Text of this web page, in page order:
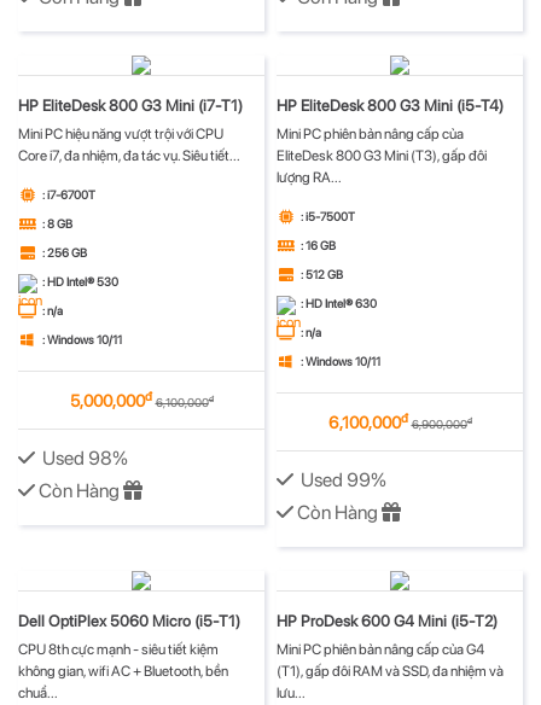
HP EliteDesk 800 G3 Mini (i7-T1)
Mini PC hiệu năng vượt trội với CPU
Core i7, đa nhiệm, đa tác vụ. Siêu tiết...
: i7-6700T
: 8 GB
: 256 GB
: HD Intel® 530
: n/a
: Windows 10/11
5,000,000đ 6,100,000đ
Used 98%
Còn Hàng
HP EliteDesk 800 G3 Mini (i5-T4)
Mini PC phiên bản nâng cấp của
EliteDesk 800 G3 Mini (T3), gấp đôi
lượng RA...
: i5-7500T
: 16 GB
: 512 GB
: HD Intel® 630
: n/a
: Windows 10/11
6,100,000đ 6,900,000đ
Used 99%
Còn Hàng
Dell OptiPlex 5060 Micro (i5-T1)
CPU 8th cực mạnh - siêu tiết kiệm
không gian, wifi AC + Bluetooth, bền
chuẩ...
HP ProDesk 600 G4 Mini (i5-T2)
Mini PC phiên bản nâng cấp của G4
(T1), gấp đôi RAM và SSD, đa nhiệm và
lưu...